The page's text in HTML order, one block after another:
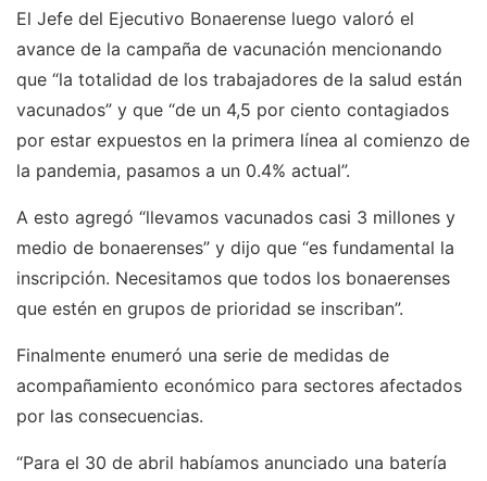
El Jefe del Ejecutivo Bonaerense luego valoró el
avance de la campaña de vacunación mencionando
que “la totalidad de los trabajadores de la salud están
vacunados” y que “de un 4,5 por ciento contagiados
por estar expuestos en la primera línea al comienzo de
la pandemia, pasamos a un 0.4% actual”.
A esto agregó “llevamos vacunados casi 3 millones y
medio de bonaerenses” y dijo que “es fundamental la
inscripción. Necesitamos que todos los bonaerenses
que estén en grupos de prioridad se inscriban”.
Finalmente enumeró una serie de medidas de
acompañamiento económico para sectores afectados
por las consecuencias.
“Para el 30 de abril habíamos anunciado una batería